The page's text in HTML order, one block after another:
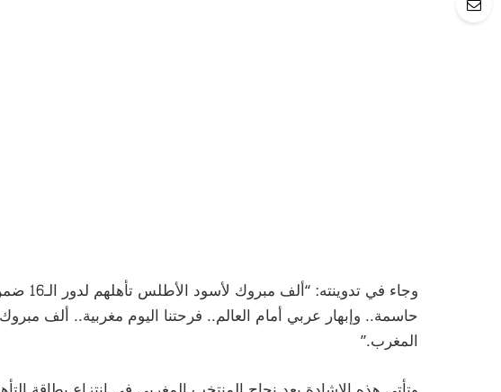
وجاء
حاسمة.. وإبهار عربي أمام العالم.. فرحتنا اليوم مغربية.. ألف
المغرب.”